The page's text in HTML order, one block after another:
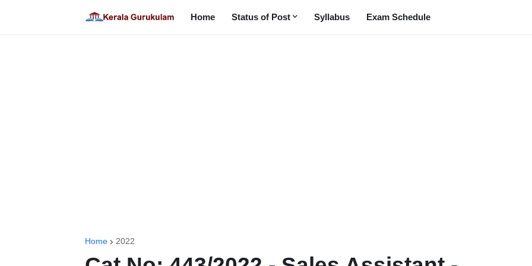
Home Status of Post Syllabus Exam Schedule
Home 2022